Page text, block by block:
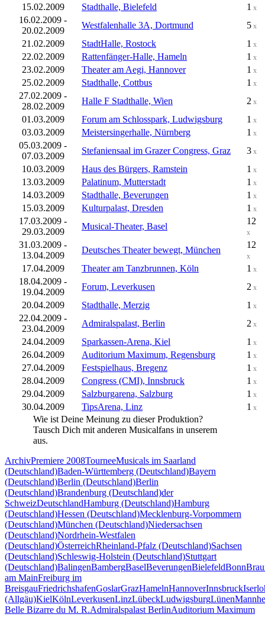
15.02.2009 Stadthalle, Bielefeld 1 x
16.02.2009 -
20.02.2009
Westfalenhalle 3A, Dortmund 5 x
21.02.2009 StadtHalle, Rostock 1 x
22.02.2009 Rattenfänger-Halle, Hameln 1 x
23.02.2009 Theater am Aegi, Hannover 1 x
25.02.2009 Stadthalle, Cottbus 1 x
27.02.2009 -
28.02.2009
Halle F Stadthalle, Wien 2 x
01.03.2009 Forum am Schlosspark, Ludwigsburg 1 x
03.03.2009 Meistersingerhalle, Nürnberg 1 x
05.03.2009 -
07.03.2009
Stefaniensaal im Grazer Congress, Graz 3 x
10.03.2009 Haus des Bürgers, Ramstein 1 x
13.03.2009 Palatinum, Mutterstadt 1 x
14.03.2009 Stadthalle, Beverungen 1 x
15.03.2009 Kulturpalast, Dresden 1 x
17.03.2009 -
29.03.2009
Musical-Theater, Basel
12
x
31.03.2009 -
13.04.2009
Deutsches Theater bewegt, München
12
x
17.04.2009 Theater am Tanzbrunnen, Köln 1 x
18.04.2009 -
19.04.2009
Forum, Leverkusen 2 x
20.04.2009 Stadthalle, Merzig 1 x
22.04.2009 -
23.04.2009
Admiralspalast, Berlin 2 x
24.04.2009 Sparkassen-Arena, Kiel 1 x
26.04.2009 Auditorium Maximum, Regensburg 1 x
27.04.2009 Festspielhaus, Bregenz 1 x
28.04.2009 Congress (CMI), Innsbruck 1 x
29.04.2009 Salzburgarena, Salzburg 1 x
30.04.2009 TipsArena, Linz 1 x
Wie ist Deine Meinung zu dieser Produktion?
Tausch Dich mit anderen Musicalfans in unserem
aus.
ArchivPremiere 2008TourneeMusicals im Saarland
(Deutschland)Baden-Württemberg (Deutschland)Bayern
(Deutschland)Berlin (Deutschland)Berlin
(Deutschland)Brandenburg (Deutschland)der
SchweizDeutschlandHamburg (Deutschland)Hamburg
(Deutschland)Hessen (Deutschland)Mecklenburg-Vorpommern
(Deutschland)München (Deutschland)Niedersachsen
(Deutschland)Nordrhein-Westfalen
(Deutschland)ÖsterreichRheinland-Pfalz (Deutschland)Sachsen
(Deutschland)Schleswig-Holstein (Deutschland)Stuttgart
(Deutschland)BalingenBambergBaselBeverungenBielefeldBonn
am MainFreiburg im
BreisgauFriedrichshafenGoslarGrazHamelnHannoverInnsbruck
(Allgäu)KielKölnLeverkusenLinzLübeckLudwigsburgLünen
Belle Bizarre du M. R.Admiralspalast BerlinAuditorium Maximum